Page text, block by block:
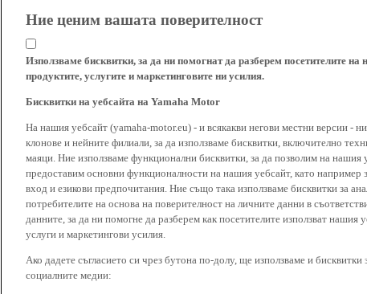
Ние ценим вашата поверителност
Използваме бисквитки, за да ни помогнат да разберем посетителите
продуктите, услугите и маркетинговите ни усилия.
Бисквитки на уебсайта на Yamaha Motor
На нашия уебсайт (yamaha-motor.eu) - и всякакви негови местни версии -
клонове и нейните филиали, за да използваме бисквитки, включително
маяци. Ние използваме функционални бисквитки, за да позволим на
предоставим основни функционалности на нашия уебсайт, като
вход и езикови предпочитания. Ние също така използваме бисквитки за
потребителите на основа на поверителност на личните данни в
данните, за да ни помогне да разберем как посетителите използват
услуги и маркетингови усилия.
Ако дадете съгласието си чрез бутона по-долу, ще използваме и
социалните медии: